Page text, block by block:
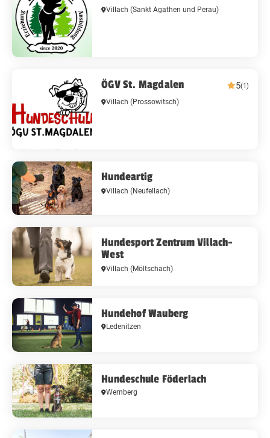
Villach(Sankt Agathen und Perau)
ÖGV St. Magdalen 5(1)
Villach(Prossowitsch)
Hundeartig
Villach(Neufellach)
Hundesport Zentrum Villach-
West
Villach(Möltschach)
Hundehof Wauberg
Ledenitzen
Hundeschule Föderlach
Wernberg